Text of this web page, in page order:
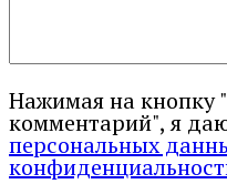
Нажимая на кнопку
комментарий", я
персональных